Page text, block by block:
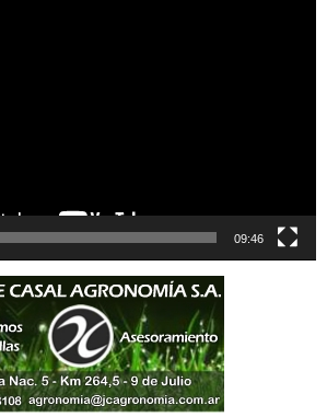
09:46